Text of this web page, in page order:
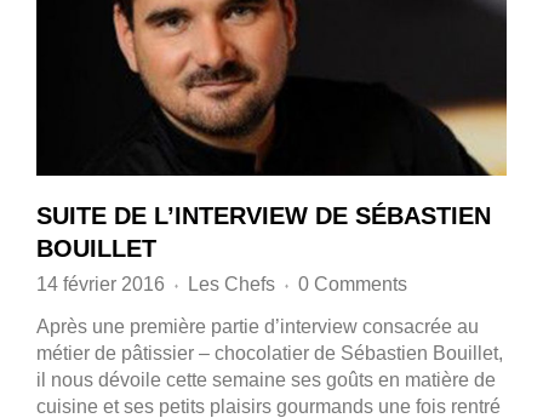
SUITE DE L’INTERVIEW DE SÉBASTIEN
BOUILLET
14 février 2016 ♦ Les Chefs ♦ 0 Comments
Après une première partie d’interview consacrée au
métier de pâtissier – chocolatier de Sébastien Bouillet,
il nous dévoile cette semaine ses goûts en matière de
cuisine et ses petits plaisirs gourmands une fois rentré